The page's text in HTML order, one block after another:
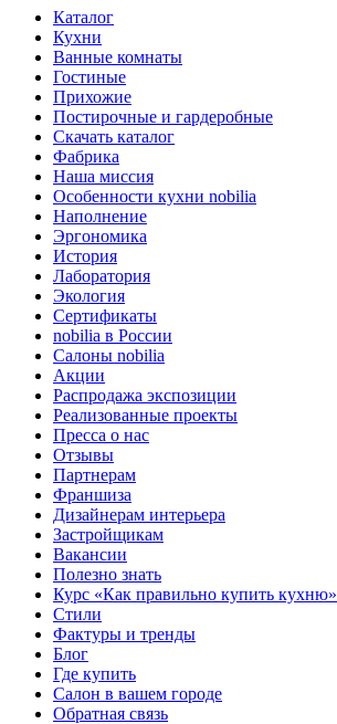
Каталог
Кухни
Ванные комнаты
Гостиные
Прихожие
Постирочные и гардеробные
Скачать каталог
Фабрика
Наша миссия
Особенности кухни nobilia
Наполнение
Эргономика
История
Лаборатория
Экология
Сертификаты
nobilia в России
Салоны nobilia
Акции
Распродажа экспозиции
Реализованные проекты
Пресса о нас
Отзывы
Партнерам
Франшиза
Дизайнерам интерьера
Застройщикам
Вакансии
Полезно знать
Курс «Как правильно купить кухню»
Cтили
Фактуры и тренды
Блог
Где купить
Салон в вашем городе
Обратная связь